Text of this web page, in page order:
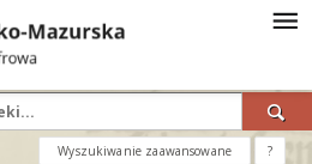
Wyszukiwanie zaawansowane ?